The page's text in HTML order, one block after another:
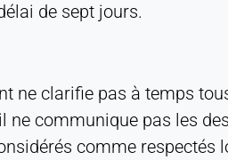
de sept jours.
ne clarifie pas à temps
communique pas les
comme respectés